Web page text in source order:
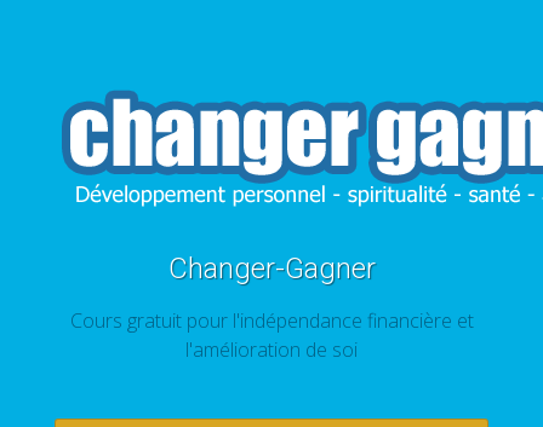
Changer-Gagner
Cours gratuit pour l'indépendance financière et
l'amélioration de soi